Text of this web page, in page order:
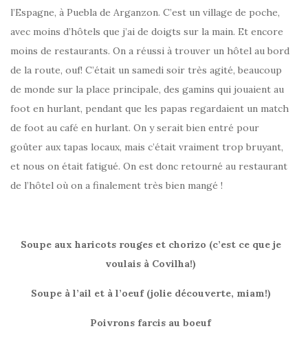
l’Espagne, à Puebla de Arganzon. C’est un village de poche,
avec moins d’hôtels que j’ai de doigts sur la main. Et encore
moins de restaurants. On a réussi à trouver un hôtel au bord
de la route, ouf! C’était un samedi soir très agité, beaucoup
de monde sur la place principale, des gamins qui jouaient au
foot en hurlant, pendant que les papas regardaient un match
de foot au café en hurlant. On y serait bien entré pour
goûter aux tapas locaux, mais c’était vraiment trop bruyant,
et nous on était fatigué. On est donc retourné au restaurant
de l’hôtel où on a finalement très bien mangé !
Soupe aux haricots rouges et chorizo (c’est ce que je
voulais à Covilha!)
Soupe à l’ail et à l’oeuf (jolie découverte, miam!)
Poivrons farcis au boeuf